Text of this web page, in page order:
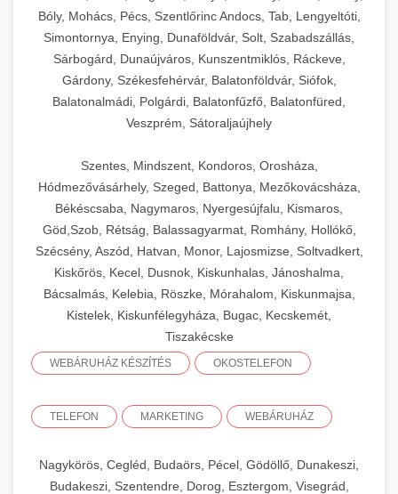
Bóly, Mohács, Pécs, Szentlőrinc Andocs, Tab, Lengyeltóti,
Simontornya, Enying, Dunaföldvár, Solt, Szabadszállás,
Sárbogárd, Dunaújváros, Kunszentmiklós, Ráckeve,
Gárdony, Székesfehérvár, Balatonföldvár, Siófok,
Balatonalmádi, Polgárdi, Balatonfűzfő, Balatonfüred,
Veszprém, Sátoraljaújhely
Szentes, Mindszent, Kondoros, Orosháza,
Hódmezővásárhely, Szeged, Battonya, Mezőkovácsháza,
Békéscsaba, Nagymaros, Nyergesújfalu, Kismaros,
Göd,Szob, Rétság, Balassagyarmat, Romhány, Hollókő,
Szécsény, Aszód, Hatvan, Monor, Lajosmizse, Soltvadkert,
Kiskőrös, Kecel, Dusnok, Kiskunhalas, Jánoshalma,
Bácsalmás, Kelebia, Röszke, Mórahalom, Kiskunmajsa,
Kistelek, Kiskunfélegyháza, Bugac, Kecskemét,
Tiszakécske
WEBÁRUHÁZ KÉSZÍTÉS OKOSTELEFON
TELEFON MARKETING WEBÁRUHÁZ
Nagykörös, Cegléd, Budaörs, Pécel, Gödöllő, Dunakeszi,
Budakeszi, Szentendre, Dorog, Esztergom, Visegrád,